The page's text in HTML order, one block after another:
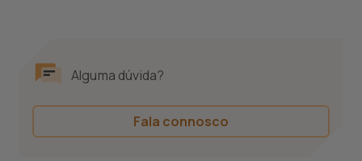
Alguma dúvida?
Fala connosco